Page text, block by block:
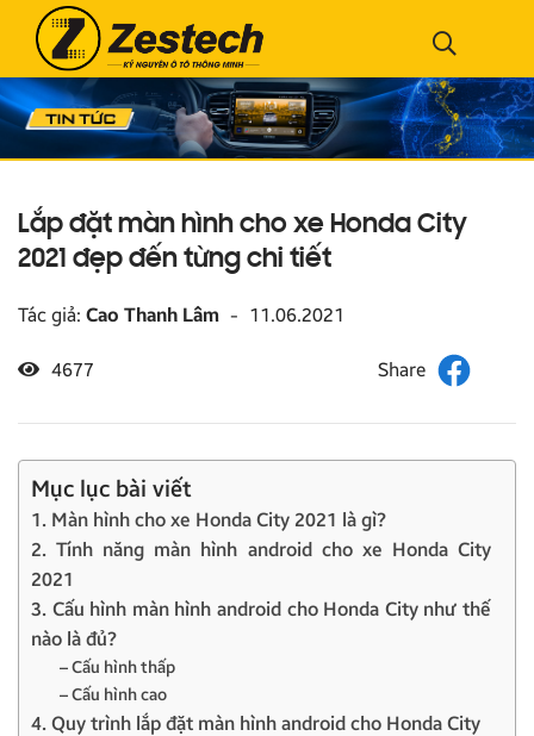
Lắp đặt màn hình cho xe Honda City
2021 đẹp đến từng chi tiết
Tác giả: Cao Thanh Lâm - 11.06.2021
4677
Mục lục bài viết
1. Màn hình cho xe Honda City 2021 là gì?
2. Tính năng màn hình android cho xe Honda City
2021
3. Cấu hình màn hình android cho Honda City như thế
nào là đủ?
– Cấu hình thấp
– Cấu hình cao
4. Quy trình lắp đặt màn hình android cho Honda City